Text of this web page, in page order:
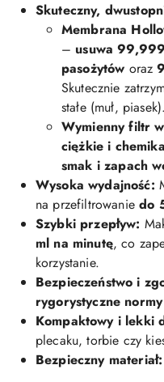
Skuteczny,
Membrana
– usuwa
pasożytów oraz
Skutecznie
stałe (muł, piasek).
Wymienny filtr
ciężkie i
smak i zapach
Wysoka wydajność:
na przefiltrowaniedo
Szybki przepływ:
ml na minutę, co
korzystanie.
Bezpieczeństwo i
rygorystyczne
Kompaktowy i lekki
plecaku, torbie czy
Bezpieczny materiał: